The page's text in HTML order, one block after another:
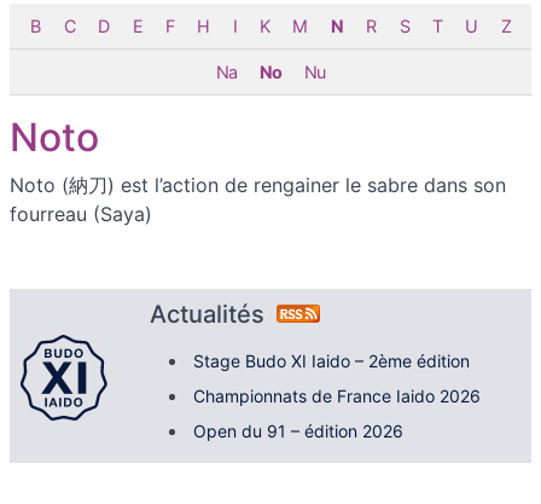
B C D E F H I K M N R S T U Z
Na No Nu
Noto
Noto (納刀) est l’action de rengainer le sabre dans son
fourreau (Saya)
Actualités
Stage Budo XI Iaido – 2ème édition
Championnats de France Iaido 2026
Open du 91 – édition 2026